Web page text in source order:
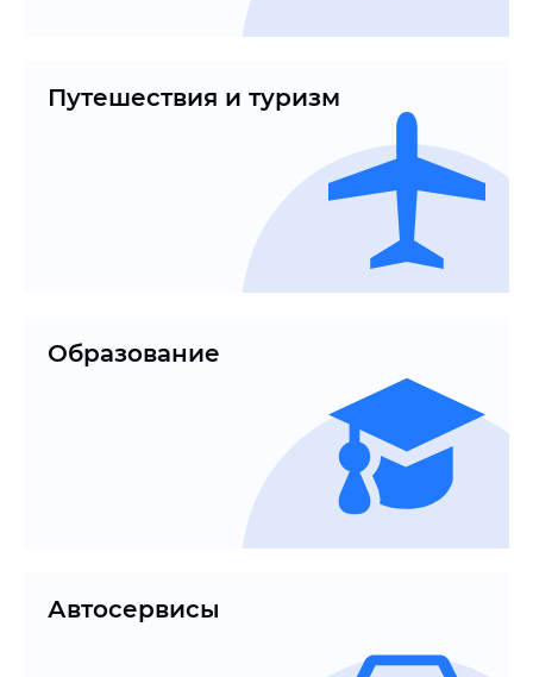
Путешествия и туризм
Образование
Автосервисы